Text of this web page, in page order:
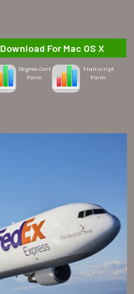
Download For Mac OS X
Degree-Cert
Form
Transcript
Form